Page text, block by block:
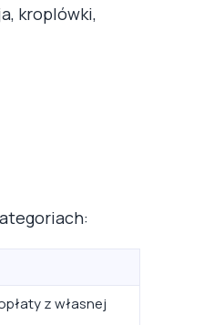
kroplówki,
z własnej